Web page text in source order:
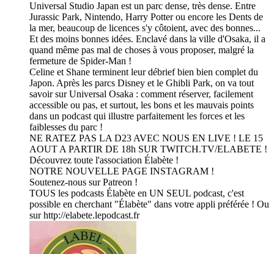
Universal Studio Japan est un parc dense, très dense. Entre
Jurassic Park, Nintendo, Harry Potter ou encore les Dents de
la mer, beaucoup de licences s'y côtoient, avec des bonnes...
Et des moins bonnes idées. Enclavé dans la ville d'Osaka, il a
quand même pas mal de choses à vous proposer, malgré la
fermeture de Spider-Man !
Celine et Shane terminent leur débrief bien bien complet du
Japon. Après les parcs Disney et le Ghibli Park, on va tout
savoir sur Universal Osaka : comment réserver, facilement
accessible ou pas, et surtout, les bons et les mauvais points
dans un podcast qui illustre parfaitement les forces et les
faiblesses du parc !
NE RATEZ PAS LA D23 AVEC NOUS EN LIVE ! LE 15
AOUT A PARTIR DE 18h SUR TWITCH.TV/ELABETE !
Découvrez toute l'association Élabète !
NOTRE NOUVELLE PAGE INSTAGRAM !
Soutenez-nous sur Patreon !
TOUS les podcasts Élabète en UN SEUL podcast, c'est
possible en cherchant "Élabète" dans votre appli préférée ! Ou
sur http://elabete.lepodcast.fr